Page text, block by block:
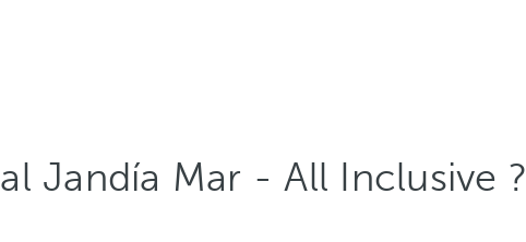
Jandía Mar - All Inclusive ?